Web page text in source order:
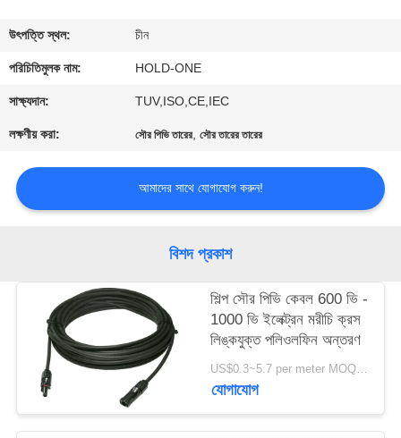
মান
নিয়ন্ত্রণ
যোগাযোগ
করুন
খবর
গোপনীয়তা
উৎপত্তি স্থল: চীন
পরিচিতিমুলক নাম: HOLD-ONE
সাক্ষ্যদান: TUV,ISO,CE,IEC
লক্ষণীয় করা: সৌর পিভি তারের,সৌর তারের তারের
আমাদের সাথে যোগাযোগ করুন!
বিশদ প্রকাশ
শিল্প সৌর পিভি কেবল 600 ভি -
1000 ভি ইলেক্ট্রন মরীচি ক্রস
লিঙ্কযুক্ত পলিওলফিন অন্তরণ
US$0.3~5.7 per meter MOQ:3000meter
যোগাযোগ